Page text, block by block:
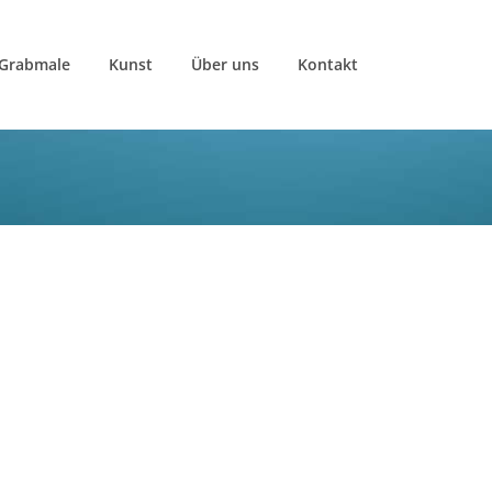
Kunst Über uns Kontakt